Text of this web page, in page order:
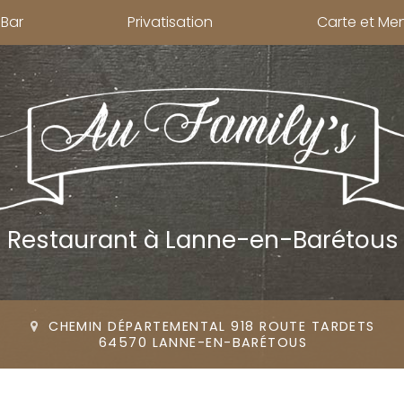
Bar Privatisation Carte et
Restaurant à Lanne-en-Barétous
CHEMIN DÉPARTEMENTAL 918 ROUTE TARDETS
64570 LANNE-EN-BARÉTOUS